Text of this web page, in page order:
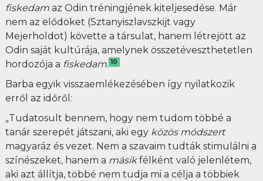
fiskedamaz Odin tréningjének kiteljesedése. Már
nem az elődöket (Sztanyiszlavszkijt vagy
Mejerholdot) követte a társulat, hanem létrejött az
Odin saját kultúrája, amelynek összetéveszthetetlen
hordozója a fiskedam. 10
Barba egyik visszaemlékezésében így nyilatkozik
erről az időről:
„Tudatosult bennem, hogy nem tudom többé a
tanár szerepét játszani, aki egy közös módszert
magyaráz és vezet. Nem a szavaim tudták stimulálni a
színészeket, hanem a másikfélként való jelenlétem,
aki azt állítja, többé nem tudja mi a célja a többiek